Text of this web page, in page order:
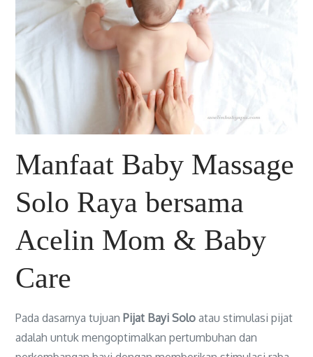
Manfaat Baby Massage
Solo Raya bersama
Acelin Mom & Baby
Care
Pada dasarnya tujuanPijat Bayi Solo atau stimulasi pijat
adalah untuk mengoptimalkan pertumbuhan dan